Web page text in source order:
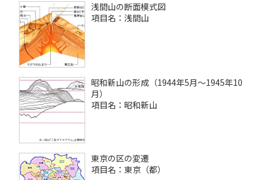
浅間山の断面模式図
項目名：浅間山
昭和新山の形成（1944年5月～1945年10
月）
項目名：昭和新山
東京の区の変遷
項目名：東京（都）